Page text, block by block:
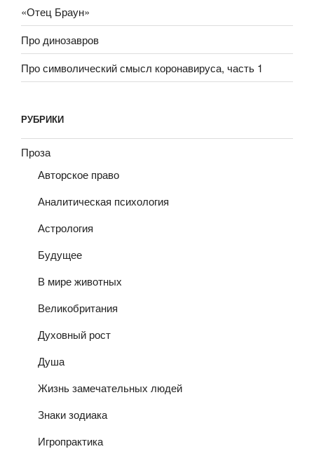
«Отец Браун»
Про динозавров
Про символический смысл коронавируса, часть 1
РУБРИКИ
Проза
Авторское право
Аналитическая психология
Астрология
Будущее
В мире животных
Великобритания
Духовный рост
Душа
Жизнь замечательных людей
Знаки зодиака
Игропрактика